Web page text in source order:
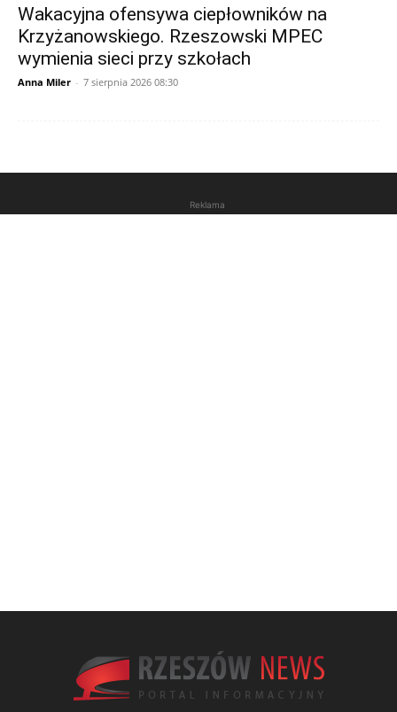
Wakacyjna ofensywa ciepłowników na
Krzyżanowskiego. Rzeszowski MPEC
wymienia sieci przy szkołach
Anna Miler - 7 sierpnia 2026 08:30
Reklama